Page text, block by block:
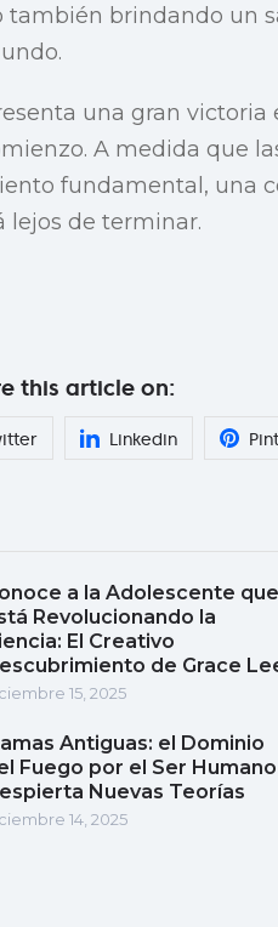
brindando un
una gran victoria
A medida que
fundamental, una
lejos de terminar.
this article on:
Linkedin
a la Adolescente que
Revolucionando la
El Creativo
de Grace
15, 2025
Antiguas: el Dominio
Fuego por el Ser Humano
Nuevas Teorías
14, 2025